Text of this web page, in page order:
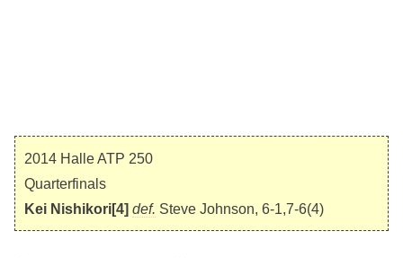
2014 Halle ATP 250
Quarterfinals
Kei Nishikori[4] def. Steve Johnson, 6-1,7-6(4)